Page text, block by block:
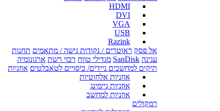
HDMI
DVI
VGA
USB
Razink
אל פסק ראוטרים / נקודות גישה / מתאמים תחנות
עגינה SanDisk מגדילי טווח רכזי רשת ארגונומיה
תיקים למחשבים ניידים/ כיסויים לטאבלטים אוזניות
אוזניות אלחוטיות
אוזניות גיימינג
אוזניות למחשב
רמקולים